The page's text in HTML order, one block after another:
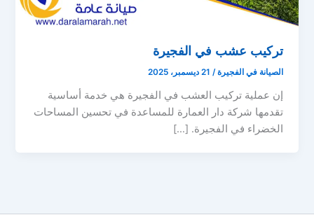
تركيب عشب في الفجيرة
الصيانة في الفجيرة/ 21 ديسمبر، 2025
إن عملية تركيب العشب في الفجيرة هي خدمة أساسية
تقدمها شركة دار العمارة للمساعدة في تحسين المساحات
الخضراء في الفجيرة. […]